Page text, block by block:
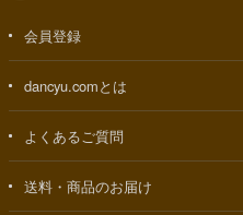
会員登録
dancyu.comとは
よくあるご質問
送料・商品のお届け